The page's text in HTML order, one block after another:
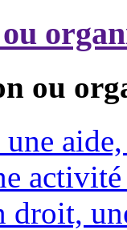
ou
une
droit,